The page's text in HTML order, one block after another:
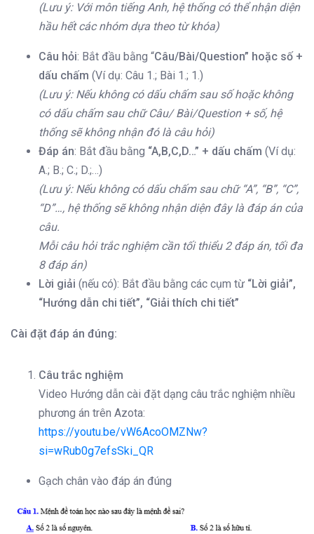
(Lưu ý: Với môn tiếng Anh, hệ thống có thể nhận diện
hầu hết các nhóm dựa theo từ khóa)
Câu hỏi: Bắt đầu bằng “Câu/Bài/Question” hoặc số +
dấu chấm (Ví dụ: Câu 1.; Bài 1.; 1.)
(Lưu ý: Nếu không có dấu chấm sau số hoặc không
có dấu chấm sau chữ Câu/ Bài/Question + số, hệ
thống sẽ không nhận đó là câu hỏi)
Đáp án: Bắt đầu bằng “A,B,C,D…” + dấu chấm (Ví dụ:
A.; B.; C.; D.;…)
(Lưu ý: Nếu không có dấu chấm sau chữ “A”, “B”, “C”,
“D”…, hệ thống sẽ không nhận diện đây là đáp án của
câu.
Mỗi câu hỏi trắc nghiệm cần tối thiểu 2 đáp án, tối đa
8 đáp án)
Lời giải (nếu có): Bắt đầu bằng các cụm từ “Lời giải”,
“Hướng dẫn chi tiết”, “Giải thích chi tiết”
Cài đặt đáp án đúng:
Câu trắc nghiệm
Video Hướng dẫn cài đặt dạng câu trắc nghiệm nhiều
phương án trên Azota:
https://youtu.be/vW6AcoOMZNw?
si=wRub0g7efsSki_QR
Gạch chân vào đáp án đúng